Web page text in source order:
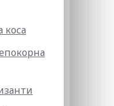
коса